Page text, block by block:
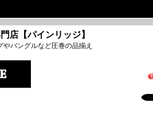
店【パインリッジ】
バングルなど圧巻の品揃え